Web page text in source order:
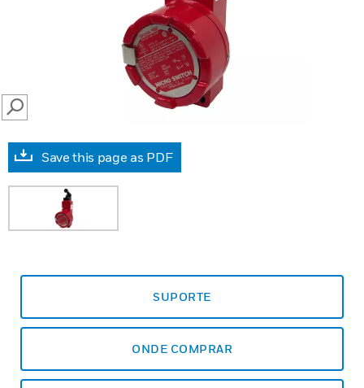
SEARCH
Save this page as PDF
SUPORTE
ONDE COMPRAR